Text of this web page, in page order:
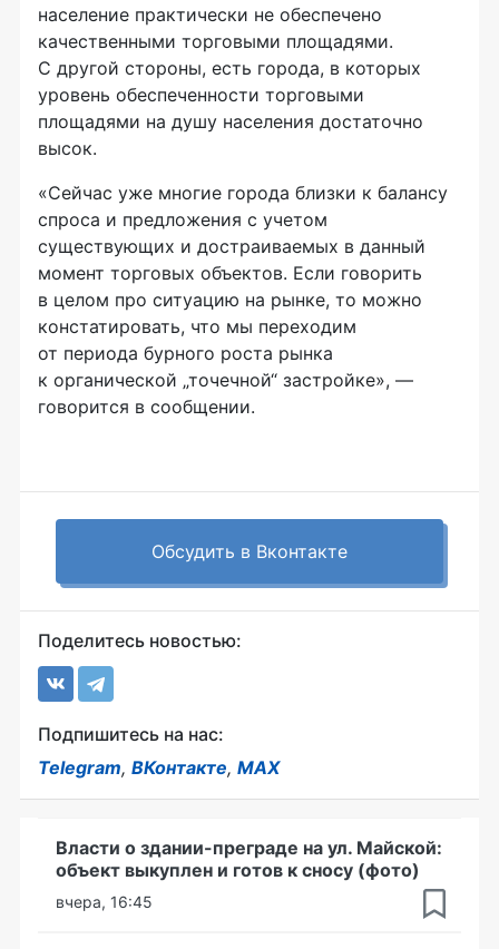
население практически не обеспечено
качественными торговыми площадями.
С другой стороны, есть города, в которых
уровень обеспеченности торговыми
площадями на душу населения достаточно
высок.
«Сейчас уже многие города близки к балансу
спроса и предложения с учетом
существующих и достраиваемых в данный
момент торговых объектов. Если говорить
в целом про ситуацию на рынке, то можно
констатировать, что мы переходим
от периода бурного роста рынка
к органической „точечной“ застройке», —
говорится в сообщении.
Обсудить в Вконтакте
Поделитесь новостью:
Подпишитесь на нас:
Telegram, ВКонтакте, MAX
Власти о здании-преграде на ул. Майской:
объект выкуплен и готов к сносу (фото)
вчера, 16:45